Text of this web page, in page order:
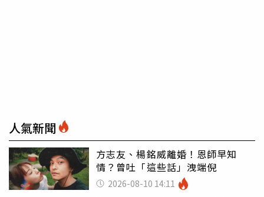
人氣新聞
方志友、楊銘威離婚！恩師早知
情？曾吐「這些話」洩端倪
2026-08-10 14:11